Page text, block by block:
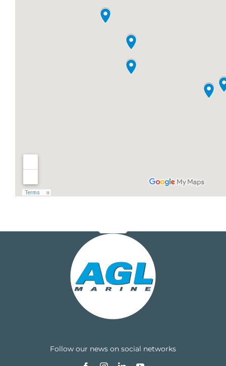
AGL Bretagne – LORIENT
1 rue Cdt L’Herminier, Bloc K2
Tél. +33 (0)2 30 91 98 16 – Fax. +33 (0)2 30 91 98 18
Horaires : Lun. au Jeu. : 08h/12h30 – 13h30/17h, Vend.
: 08h/12h30 – 13h30/16h
Follow our news on social networks